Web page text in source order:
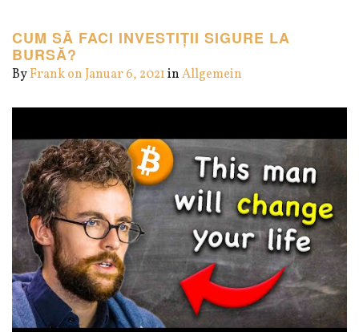
CUM SĂ FACI INVESTIȚII SIGURE LA
BURSĂ?
ByFrankon Januar 6, 2021inAllgemein